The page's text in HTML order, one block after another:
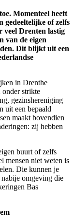
Momenteel heeft
gedeeltelijke of zelfs
veel Drenten lastig
van de eigen
Dit blijkt uit een
in Drenthe
onder strikte
gezinshereniging
uit een bepaald
maakt bovendien
zij hebben
buurt of zelfs
mensen niet weten is
Die kunnen je
omgeving die
Bas